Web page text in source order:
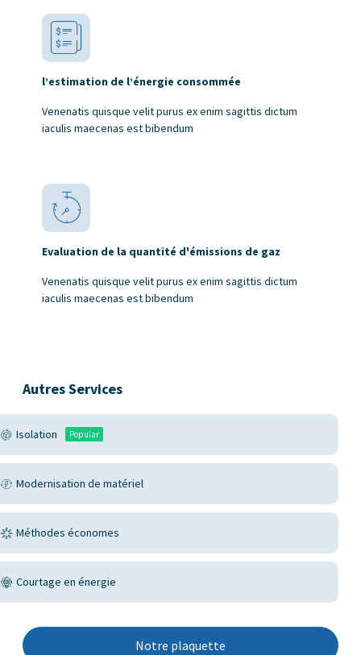
l’estimation de l’énergie consommée
Venenatis quisque velit purus ex enim sagittis dictum
iaculis maecenas est bibendum
Evaluation de la quantité d'émissions de gaz
Venenatis quisque velit purus ex enim sagittis dictum
iaculis maecenas est bibendum
Autres Services
Isolation Popular
Modernisation de matériel
Méthodes économes
Courtage en énergie
Notre plaquette